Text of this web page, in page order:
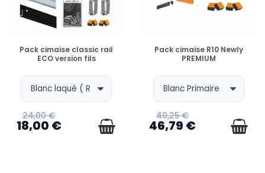
EN STOCK
Pack cimaise classic rail
ECO version fils
24,00 €
18,00 €
EN STOCK
Pack cimaise R10 Newly
PREMIUM
49,25 €
46,79 €